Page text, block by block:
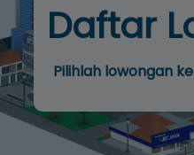
Daftar
Pilihlah lowongan